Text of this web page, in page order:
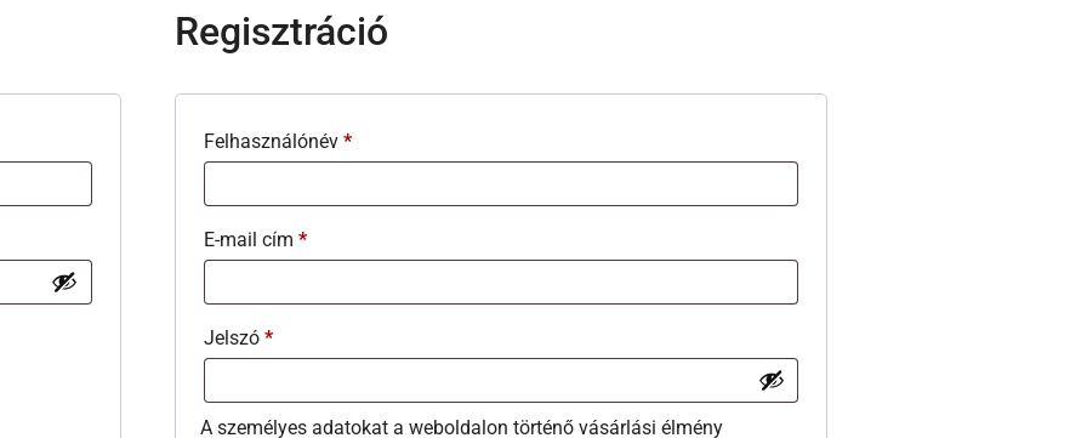
Regisztráció
Felhasználónév*
E-mail cím*
Jelszó*
A személyes adatokat a weboldalon történő vásárlási élmény